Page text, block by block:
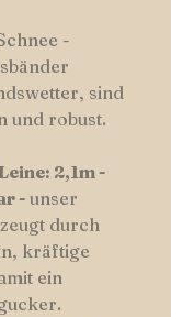
-
sind
und robust.
2,1m -
- unser
durch
kräftige
ein